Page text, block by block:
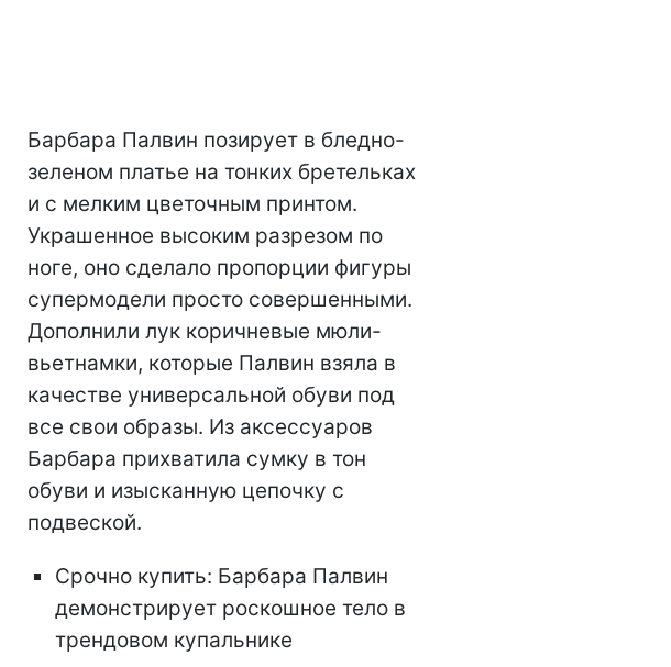
Барбара Палвин позирует в бледно-
зеленом платье на тонких бретельках
и с мелким цветочным принтом.
Украшенное высоким разрезом по
ноге, оно сделало пропорции фигуры
супермодели просто совершенными.
Дополнили лук коричневые мюли-
вьетнамки, которые Палвин взяла в
качестве универсальной обуви под
все свои образы. Из аксессуаров
Барбара прихватила сумку в тон
обуви и изысканную цепочку с
подвеской.
Срочно купить: Барбара Палвин
демонстрирует роскошное тело в
трендовом купальнике